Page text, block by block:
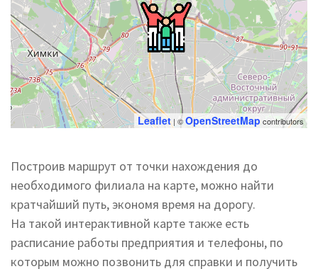
Leaflet| ©OpenStreetMap contributors
Построив маршрут от точки нахождения до
необходимого филиала на карте, можно найти
кратчайший путь, экономя время на дорогу.
На такой интерактивной карте также есть
расписание работы предприятия и телефоны, по
которым можно позвонить для справки и получить